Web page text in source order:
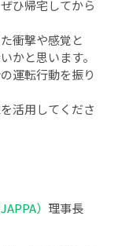
ひ帰宅してから
衝撃や感覚と
かと思います。
運転行動を振り
活用してくださ
） 理事長